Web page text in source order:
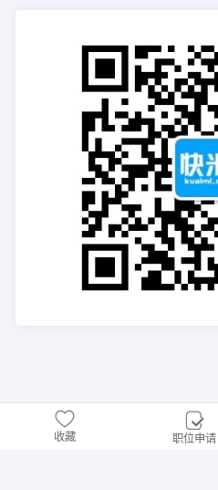
收藏 职位申请